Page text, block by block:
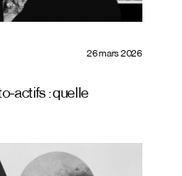
26 mars 2026
actifs : quelle